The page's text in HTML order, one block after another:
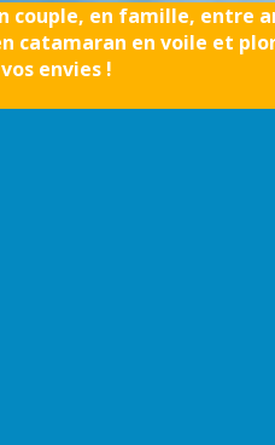
couple, en famille, entre
catamaran en voile et
envies !